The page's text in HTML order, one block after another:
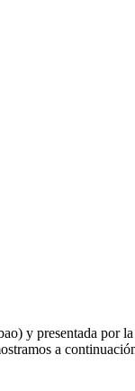
y presentada por
a